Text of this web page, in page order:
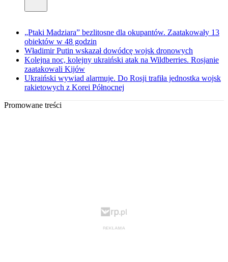
„Ptaki Madziara” bezlitosne dla okupantów. Zaatakowały 13
obiektów w 48 godzin
Władimir Putin wskazał dowódcę wojsk dronowych
Kolejna noc, kolejny ukraiński atak na Wildberries. Rosjanie
zaatakowali Kijów
Ukraiński wywiad alarmuje. Do Rosji trafiła jednostka wojsk
rakietowych z Korei Północnej
Promowane treści